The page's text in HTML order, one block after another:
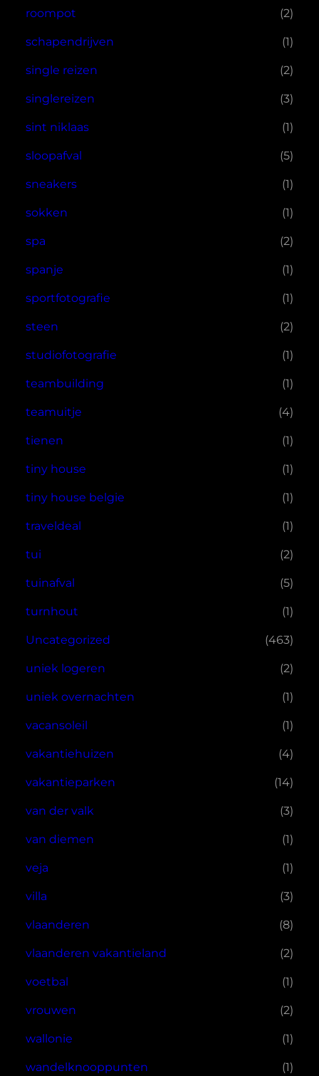
roompot (2)
schapendrijven (1)
single reizen (2)
singlereizen (3)
sint niklaas (1)
sloopafval (5)
sneakers (1)
sokken (1)
spa (2)
spanje (1)
sportfotografie (1)
steen (2)
studiofotografie (1)
teambuilding (1)
teamuitje (4)
tienen (1)
tiny house (1)
tiny house belgie (1)
traveldeal (1)
tui (2)
tuinafval (5)
turnhout (1)
Uncategorized (463)
uniek logeren (2)
uniek overnachten (1)
vacansoleil (1)
vakantiehuizen (4)
vakantieparken (14)
van der valk (3)
van diemen (1)
veja (1)
villa (3)
vlaanderen (8)
vlaanderen vakantieland (2)
voetbal (1)
vrouwen (2)
wallonie (1)
wandelknooppunten (1)